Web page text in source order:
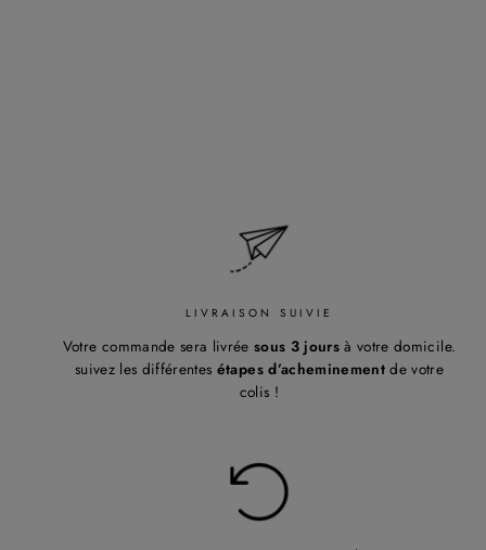
LIVRAISON SUIVIE
Votre commande sera livrée sous 3 joursà votre domicile.
suivez les différentes étapes d’acheminementde votre
colis !